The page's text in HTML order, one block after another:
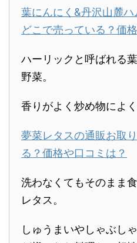
葉にんにく&丹沢山麓ハ
どこで売っている？価
ハーリックと呼ばれる
野菜。
香りがよく炒め物によく
夢菜レタスの通販お取
る？価格や口コミは？
洗わなくてもそのまま
レタス。
しゅうまいやしゃぶし